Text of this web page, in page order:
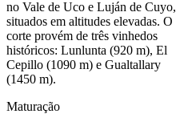
no Vale de Uco e Luján de Cuyo,
situados em altitudes elevadas. O
corte provém de três vinhedos
históricos: Lunlunta (920 m), El
Cepillo (1090 m) e Gualtallary
(1450 m).
Maturação